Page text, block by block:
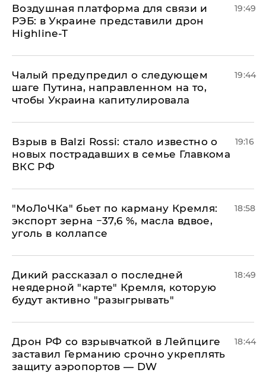
Воздушная платформа для связи и
РЭБ: в Украине представили дрон
Highline-T
19:49
Чалый предупредил о следующем
шаге Путина, направленном на то,
чтобы Украина капитулировала
19:44
Взрыв в Balzi Rossi: стало известно о
новых пострадавших в семье Главкома
ВКС РФ
19:16
​"МоЛоЧКа" бьет по карману Кремля:
экспорт зерна −37,6 %, масла вдвое,
уголь в коллапсе
18:58
Дикий рассказал о последней
неядерной "карте" Кремля, которую
будут активно "разыгрывать"
18:49
​Дрон РФ со взрывчаткой в Лейпциге
заставил Германию срочно укреплять
защиту аэропортов — DW
18:44